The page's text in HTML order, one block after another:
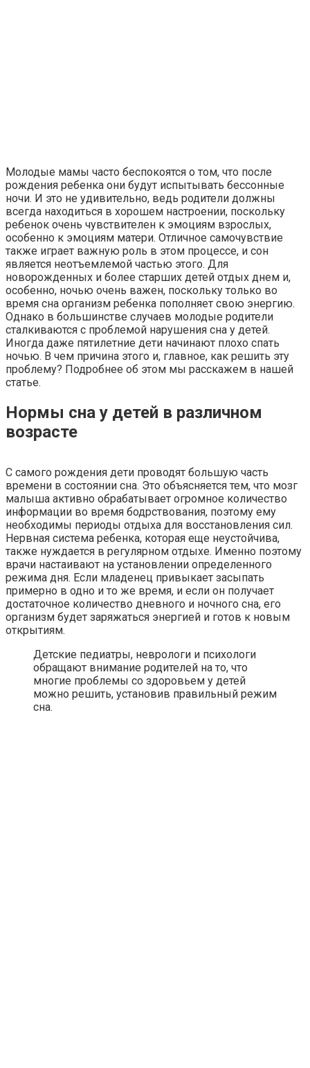
Молодые мамы часто беспокоятся о том, что после
рождения ребенка они будут испытывать бессонные
ночи. И это не удивительно, ведь родители должны
всегда находиться в хорошем настроении, поскольку
ребенок очень чувствителен к эмоциям взрослых,
особенно к эмоциям матери. Отличное самочувствие
также играет важную роль в этом процессе, и сон
является неотъемлемой частью этого. Для
новорожденных и более старших детей отдых днем и,
особенно, ночью очень важен, поскольку только во
время сна организм ребенка пополняет свою энергию.
Однако в большинстве случаев молодые родители
сталкиваются с проблемой нарушения сна у детей.
Иногда даже пятилетние дети начинают плохо спать
ночью. В чем причина этого и, главное, как решить эту
проблему? Подробнее об этом мы расскажем в нашей
статье.
Нормы сна у детей в различном
возрасте
С самого рождения дети проводят большую часть
времени в состоянии сна. Это объясняется тем, что мозг
малыша активно обрабатывает огромное количество
информации во время бодрствования, поэтому ему
необходимы периоды отдыха для восстановления сил.
Нервная система ребенка, которая еще неустойчива,
также нуждается в регулярном отдыхе. Именно поэтому
врачи настаивают на установлении определенного
режима дня. Если младенец привыкает засыпать
примерно в одно и то же время, и если он получает
достаточное количество дневного и ночного сна, его
организм будет заряжаться энергией и готов к новым
открытиям.
Детские педиатры, неврологи и психологи
обращают внимание родителей на то, что
многие проблемы со здоровьем у детей
можно решить, установив правильный режим
сна.